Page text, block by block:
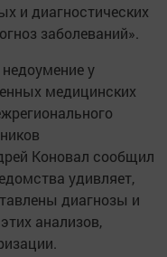
и диагностических
заболеваний».
у
медицинских
Коновал сообщил
удивляет,
диагнозы и
анализов,